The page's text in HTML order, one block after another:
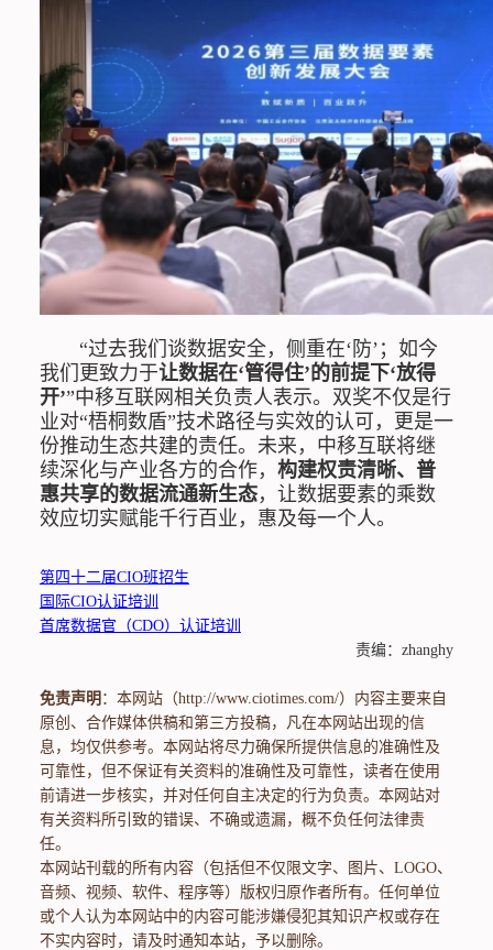
“过去我们谈数据安全，侧重在‘防’；如今
我们更致力于让数据在‘管得住’的前提下‘放得
开’”中移互联网相关负责人表示。双奖不仅是行
业对“梧桐数盾”技术路径与实效的认可，更是一
份推动生态共建的责任。未来，中移互联将继
续深化与产业各方的合作， 构建权责清晰、普
惠共享的数据流通新生态，让数据要素的乘数
效应切实赋能千行百业，惠及每一个人。
第四十二届CIO班招生
国际CIO认证培训
首席数据官（CDO）认证培训
责编：zhanghy
免责声明 ：本网站（http://www.ciotimes.com/）内容主要来自
原创、合作媒体供稿和第三方投稿，凡在本网站出现的信
息，均仅供参考。本网站将尽力确保所提供信息的准确性及
可靠性，但不保证有关资料的准确性及可靠性，读者在使用
前请进一步核实，并对任何自主决定的行为负责。本网站对
有关资料所引致的错误、不确或遗漏，概不负任何法律责
任。
本网站刊载的所有内容（包括但不仅限文字、图片、LOGO、
音频、视频、软件、程序等）版权归原作者所有。任何单位
或个人认为本网站中的内容可能涉嫌侵犯其知识产权或存在
不实内容时，请及时通知本站，予以删除。